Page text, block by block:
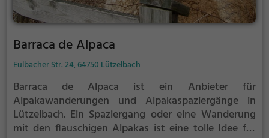
Barraca de Alpaca
Eulbacher Str. 24, 64750 Lützelbach
Barraca de Alpaca ist ein Anbieter für
Alpakawanderungen und Alpakaspaziergänge in
Lützelbach. Ein Spaziergang oder eine Wanderung
mit den flauschigen Alpakas ist eine tolle Idee für